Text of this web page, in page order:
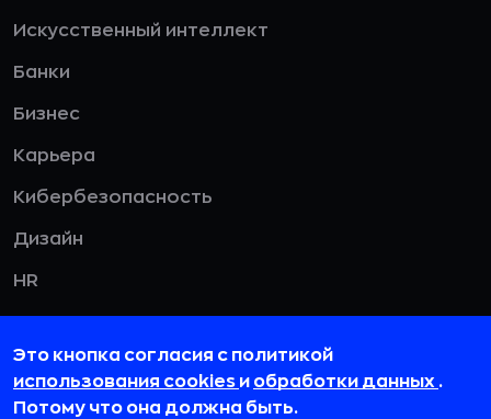
Искусственный интеллект
Банки
Бизнес
Карьера
Кибербезопасность
Дизайн
HR
Это кнопка согласия с политикой
использования cookies и обработки данных .
Потому что она должна быть.